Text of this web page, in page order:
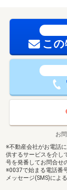
こ
お
※不動産会社がお電話
供するサービスを介し
号を発番してお問合せ
※0037で始まる電話番
メッセージ(SMS)によ